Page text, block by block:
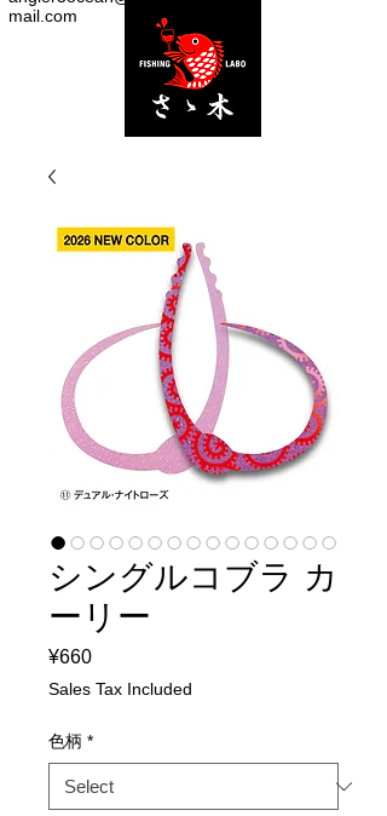
mail.com
シングルコブラ カ
ーリー
¥660Price
Sales Tax Included
色柄 *